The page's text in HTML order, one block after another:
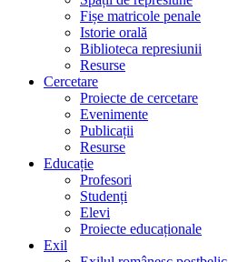
Fișe matricole penale
Istorie orală
Biblioteca represiunii
Resurse
Cercetare
Proiecte de cercetare
Evenimente
Publicații
Resurse
Educație
Profesori
Studenți
Elevi
Proiecte educaționale
Exil